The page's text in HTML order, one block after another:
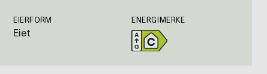
EIERFORM
Eiet
ENERGIMERKE